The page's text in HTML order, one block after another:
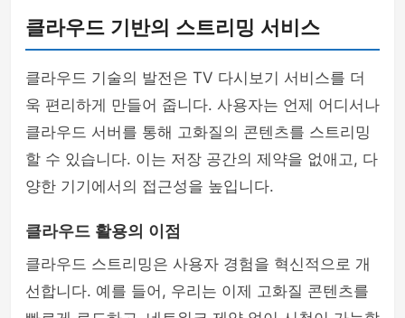
클라우드 기반의 스트리밍 서비스
클라우드 기술의 발전은 TV 다시보기 서비스를 더
욱 편리하게 만들어 줍니다. 사용자는 언제 어디서나
클라우드 서버를 통해 고화질의 콘텐츠를 스트리밍
할 수 있습니다. 이는 저장 공간의 제약을 없애고, 다
양한 기기에서의 접근성을 높입니다.
클라우드 활용의 이점
클라우드 스트리밍은 사용자 경험을 혁신적으로 개
선합니다. 예를 들어, 우리는 이제 고화질 콘텐츠를